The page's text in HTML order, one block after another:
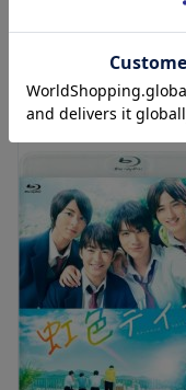
円（税込）
カートに入れる